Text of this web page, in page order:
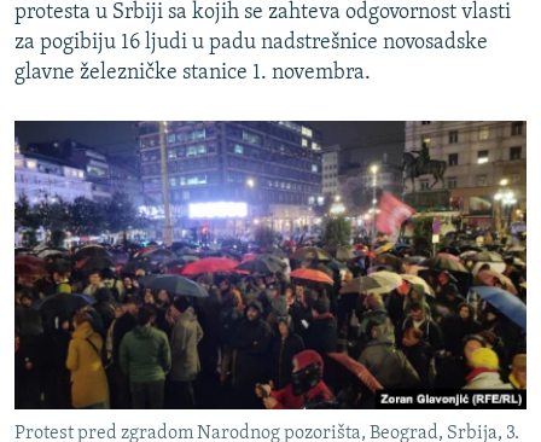
protesta u Srbiji sa kojih se zahteva odgovornost vlasti
za pogibiju 16 ljudi u padu nadstrešnice novosadske
glavne železničke stanice 1. novembra.
Protest pred zgradom Narodnog pozorišta, Beograd, Srbija, 3.